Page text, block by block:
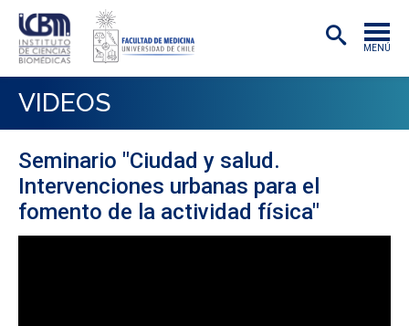
MENÚ
ACADÉMICAS/OS
INVESTIGACIÓN
PREGRADO
VIDEOS
Seminario "Ciudad y salud.
Intervenciones urbanas para el
fomento de la actividad física"